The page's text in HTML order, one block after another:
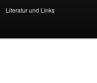
Literatur und Links